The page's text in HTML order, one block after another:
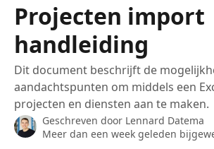
Projecten import
handleiding
Dit document beschrijft de
aandachtspunten om middels een
projecten en diensten aan te maken.
Geschreven door Lennard Datema
Meer dan een week geleden